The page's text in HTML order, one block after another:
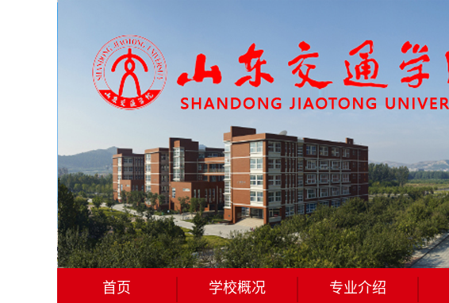
首页 学校概况 专业介绍